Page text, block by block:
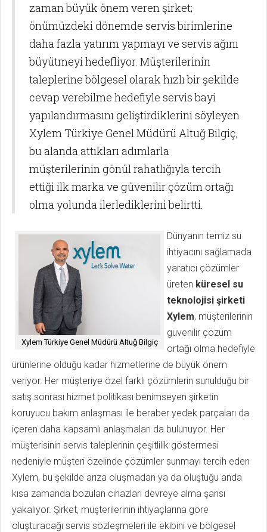
zaman büyük önem veren şirket;
önümüzdeki dönemde servis birimlerine
daha fazla yatırım yapmayı ve servis ağını
büyütmeyi hedefliyor. Müşterilerinin
taleplerine bölgesel olarak hızlı bir şekilde
cevap verebilme hedefiyle servis bayi
yapılandırmasını geliştirdiklerini söyleyen
Xylem Türkiye Genel Müdürü Altuğ Bilgiç,
bu alanda attıkları adımlarla
müşterilerinin gönül rahatlığıyla tercih
ettiği ilk marka ve güvenilir çözüm ortağı
olma yolunda ilerlediklerini belirtti.
Xylem Türkiye Genel Müdürü Altuğ Bilgiç
Dünyanın temiz su
ihtiyacını sağlamada
yaratıcı çözümler
üreten küresel su
teknolojisi şirketi
Xylem, müşterilerinin
güvenilir çözüm
ortağı olma hedefiyle
ürünlerine olduğu kadar hizmetlerine de büyük önem
veriyor. Her müşteriye özel farklı çözümlerin sunulduğu bir
satış sonrası hizmet politikası benimseyen şirketin
koruyucu bakım anlaşması ile beraber yedek parçaları da
içeren daha kapsamlı anlaşmaları da bulunuyor. Her
müşterisinin servis taleplerinin çeşitlilik göstermesi
nedeniyle müşteri özelinde çözümler sunmayı tercih eden
Xylem, bu şekilde arıza oluşmadan ya da oluştuğu anda
kısa zamanda bozulan cihazları devreye alma şansı
yakalıyor. Şirket, müşterilerinin ihtiyaçlarına göre
oluşturacağı servis sözleşmeleri ile ekibini ve bölgesel